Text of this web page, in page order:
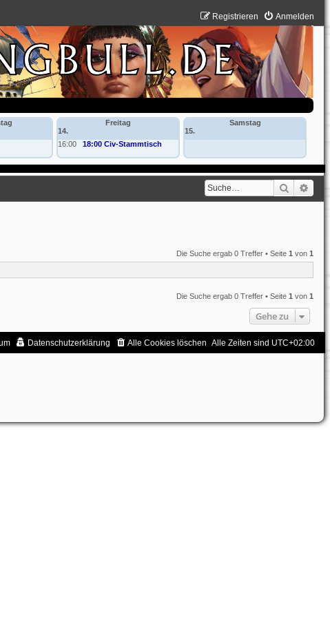
Anmelden
Registrieren
Freitag
14.
16:00
18:00 Civ-Stammtisch
Samstag
15.
Suche
Die Suche ergab 0 Treffer • Seite1 von1
Die Suche ergab 0 Treffer • Seite1 von1
Gehe zu
Alle Zeiten sind UTC+02:00
Alle Cookies löschen
Datenschutzerklärung